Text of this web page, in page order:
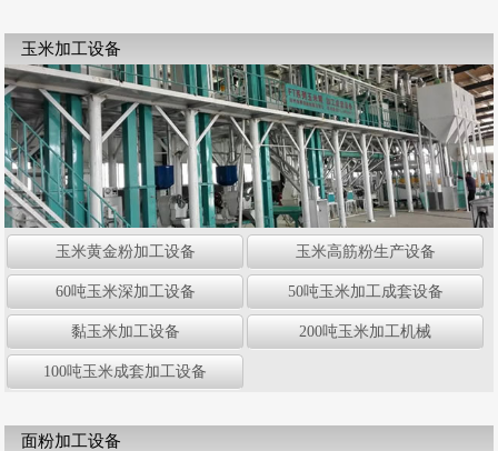
玉米加工设备
玉米黄金粉加工设备 玉米高筋粉生产设备
60吨玉米深加工设备 50吨玉米加工成套设备
黏玉米加工设备 200吨玉米加工机械
100吨玉米成套加工设备
面粉加工设备